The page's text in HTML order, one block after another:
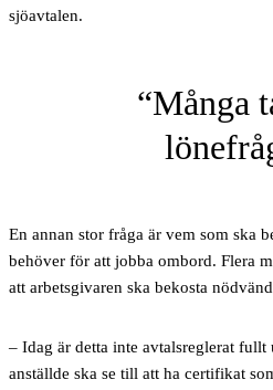
sjöavtalen.
Många
En annan stor fråga är vem som ska
behöver för att jobba ombord. Flera
att arbetsgivaren ska bekosta
– Idag är detta inte avtalsreglerat fullt
anställde ska se till att ha certifikat